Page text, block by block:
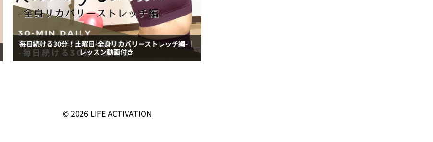
毎日続ける30分！土曜日-全身リカバリーストレッチ編-｜
レッスン動画付き
© 2026 LIFE ACTIVATION